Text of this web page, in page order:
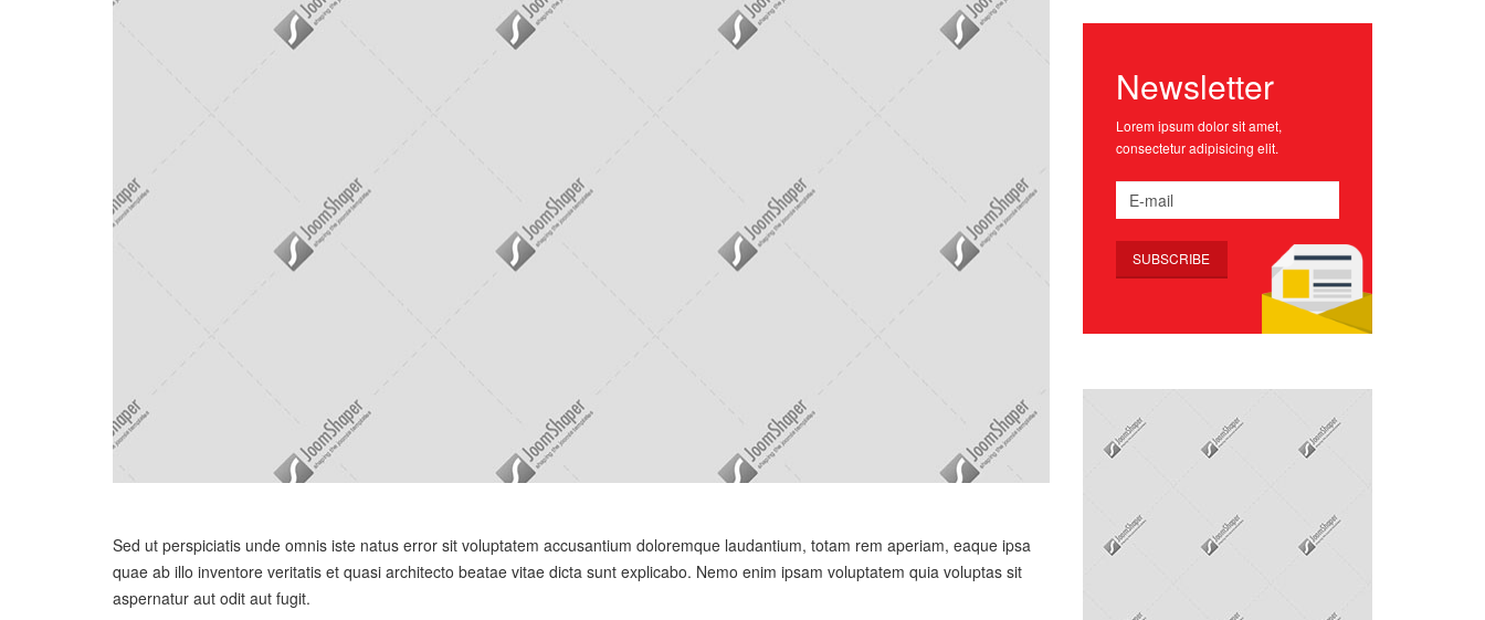
Sed ut perspiciatis unde omnis iste natus error sit voluptatem accusantium doloremque laudantium, totam rem aperiam, eaque ipsa
quae ab illo inventore veritatis et quasi architecto beatae vitae dicta sunt explicabo. Nemo enim ipsam voluptatem quia voluptas sit
aspernatur aut odit aut fugit.
Newsletter
Lorem ipsum dolor sit amet,
consectetur adipisicing elit.